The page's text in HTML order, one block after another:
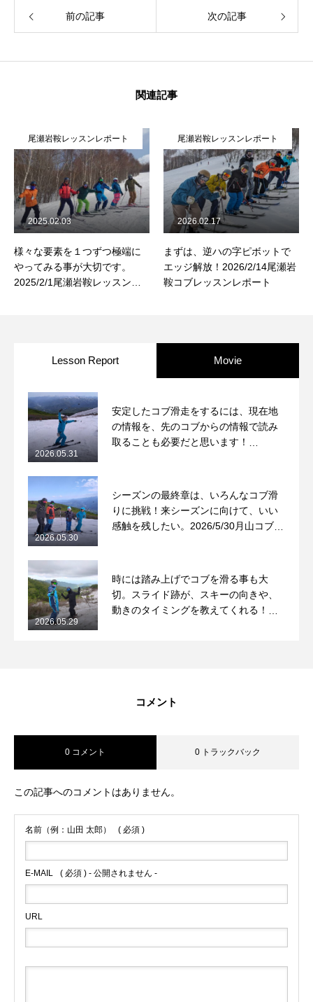
前の記事 次の記事
関連記事
尾瀬岩鞍レッスンレポート
様々な要素を１つずつ極端に
やってみる事が大切です。
2025/2/1尾瀬岩鞍レッスンレ
2025.02.03
尾瀬岩鞍レッスンレポート
まずは、逆ハの字ピボットで
エッジ解放！2026/2/14尾瀬岩
鞍コブレッスンレポート
2026.02.17
Lesson Report Movie
安定したコブ滑走をするには、現在地
の情報を、先のコブからの情報で読み
取ることも必要だと思います！
2026.05.31
シーズンの最終章は、いろんなコブ滑
りに挑戦！来シーズンに向けて、いい
感触を残したい。2026/5/30月山コブレ
2026.05.30
時には踏み上げでコブを滑る事も大
切。スライド跡が、スキーの向きや、
動きのタイミングを教えてくれる！
2026.05.29
コメント
0 コメント 0 トラックバック
この記事へのコメントはありません。
名前（例：山田 太郎） ( 必須 )
E-MAIL ( 必須 ) - 公開されません -
URL